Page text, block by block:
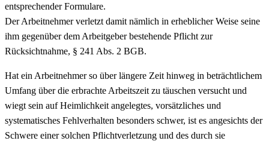
entsprechender Formulare.
Der Arbeitnehmer verletzt damit nämlich in erheblicher Weise seine
ihm gegenüber dem Arbeitgeber bestehende Pflicht zur
Rücksichtnahme, § 241 Abs. 2 BGB.
Hat ein Arbeitnehmer so über längere Zeit hinweg in beträchtlichem
Umfang über die erbrachte Arbeitszeit zu täuschen versucht und
wiegt sein auf Heimlichkeit angelegtes, vorsätzliches und
systematisches Fehlverhalten besonders schwer, ist es angesichts der
Schwere einer solchen Pflichtverletzung und des durch sie